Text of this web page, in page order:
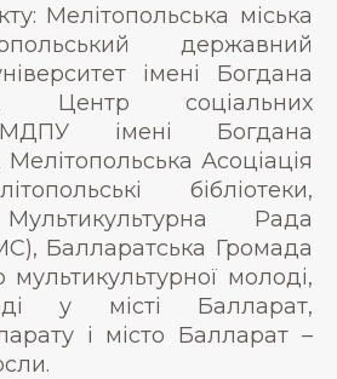
Мелітопольська міська
державний
імені Богдана
Центр соціальних
імені Богдана
Асоціація
бібліотеки,
Рада
Балларатська Громада
мультикультурної молоді,
у місті Балларат,
і місто Балларат –